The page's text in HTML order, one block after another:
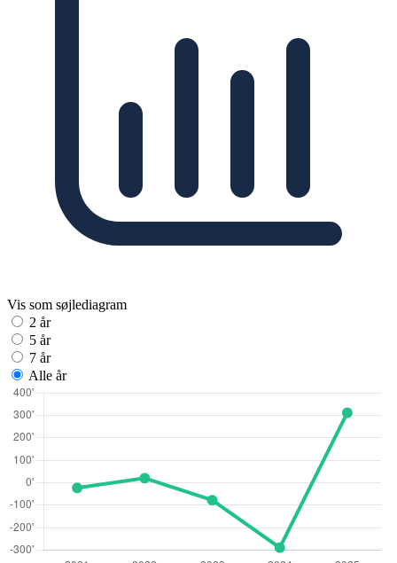
Vis som søjlediagram
2 år
5 år
7 år
Alle år